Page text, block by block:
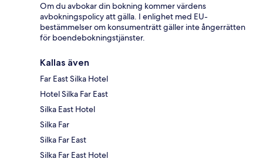
Om du avbokar din bokning kommer värdens
avbokningspolicy att gälla. I enlighet med EU-
bestämmelser om konsumenträtt gäller inte ångerrätten
för boendebokningstjänster.
Kallas även
Far East Silka Hotel
Hotel Silka Far East
Silka East Hotel
Silka Far
Silka Far East
Silka Far East Hotel